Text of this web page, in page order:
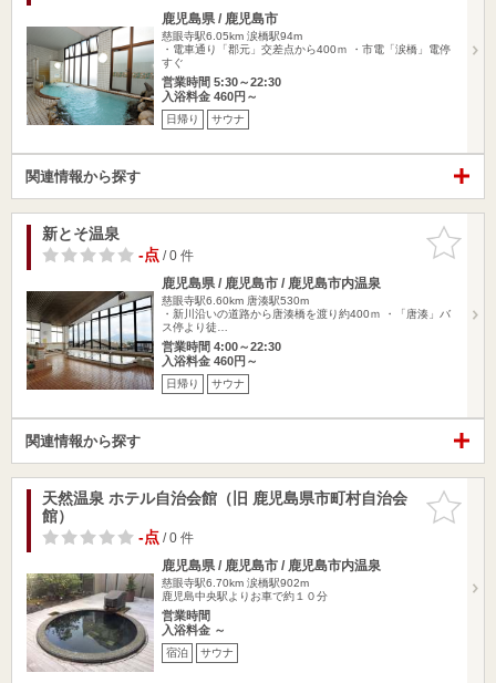
鹿児島県 / 鹿児島市
慈眼寺駅6.05km 涙橋駅94m
・電車通り「郡元」交差点から400ｍ ・市電「涙橋」電停
すぐ
営業時間 5:30～22:30
入浴料金 460円～
日帰り サウナ
関連情報から探す
お気に入
りに追加
新とそ温泉
-点/ 0 件
鹿児島県 / 鹿児島市 / 鹿児島市内温泉
慈眼寺駅6.60km 唐湊駅530m
・新川沿いの道路から唐湊橋を渡り約400ｍ ・「唐湊」バ
ス停より徒…
営業時間 4:00～22:30
入浴料金 460円～
日帰り サウナ
関連情報から探す
お気に入
りに追加
天然温泉 ホテル自治会館（旧 鹿児島県市町村自治会
館）
-点/ 0 件
鹿児島県 / 鹿児島市 / 鹿児島市内温泉
慈眼寺駅6.70km 涙橋駅902m
鹿児島中央駅よりお車で約１０分
営業時間
入浴料金 ～
宿泊 サウナ